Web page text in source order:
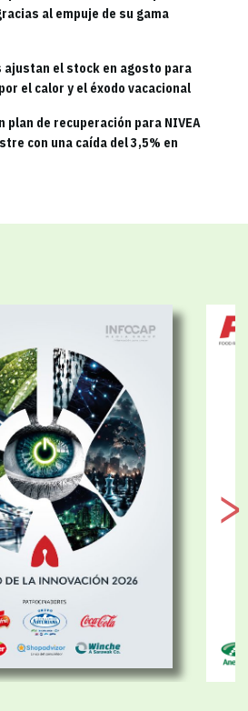
al empuje de su gama
ajustan el stock en agosto para
el calor y el éxodo vacacional
de recuperación para NIVEA
con una caída del 3,5% en